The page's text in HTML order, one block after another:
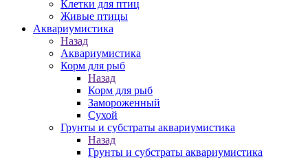
Клетки для птиц
Живые птицы
Аквариумистика
Назад
Аквариумистика
Корм для рыб
Назад
Корм для рыб
Замороженный
Сухой
Грунты и субстраты аквариумистика
Назад
Грунты и субстраты аквариумистика